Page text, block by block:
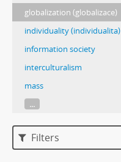
globalization (globalizace)
individuality (individualita)
information society
interculturalism
mass
...
Filters